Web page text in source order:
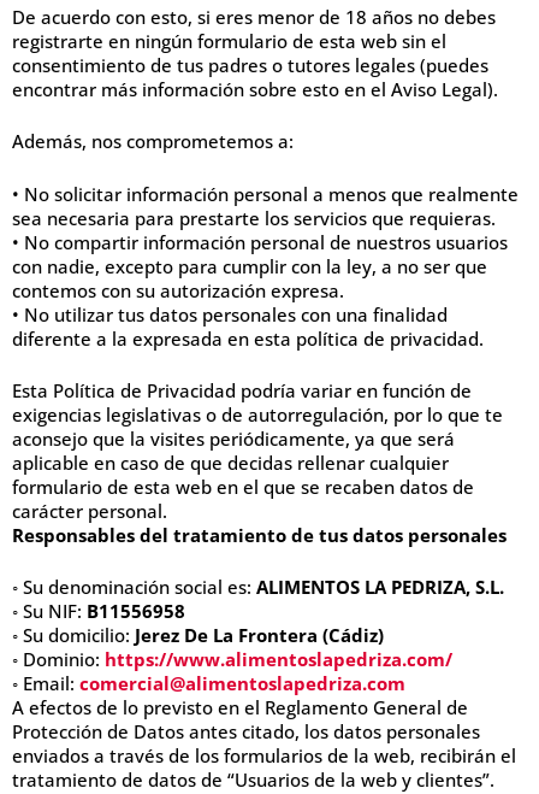
De acuerdo con esto, si eres menor de 18 años no debes
registrarte en ningún formulario de esta web sin el
consentimiento de tus padres o tutores legales (puedes
encontrar más información sobre esto en el Aviso Legal).
Además, nos comprometemos a:
• No solicitar información personal a menos que realmente
sea necesaria para prestarte los servicios que requieras.
• No compartir información personal de nuestros usuarios
con nadie, excepto para cumplir con la ley, a no ser que
contemos con su autorización expresa.
• No utilizar tus datos personales con una finalidad
diferente a la expresada en esta política de privacidad.
Esta Política de Privacidad podría variar en función de
exigencias legislativas o de autorregulación, por lo que te
aconsejo que la visites periódicamente, ya que será
aplicable en caso de que decidas rellenar cualquier
formulario de esta web en el que se recaben datos de
carácter personal.
Responsables del tratamiento de tus datos personales
◦ Su denominación social es: ALIMENTOS LA PEDRIZA, S.L.
◦ Su NIF: B11556958
◦ Su domicilio: Jerez De La Frontera (Cádiz)
◦ Dominio: https://www.alimentoslapedriza.com/
◦ Email: comercial@alimentoslapedriza.com
A efectos de lo previsto en el Reglamento General de
Protección de Datos antes citado, los datos personales
enviados a través de los formularios de la web, recibirán el
tratamiento de datos de “Usuarios de la web y clientes”.